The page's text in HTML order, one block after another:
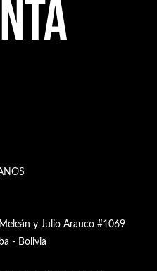
y Julio Arauco #1069
- Bolivia